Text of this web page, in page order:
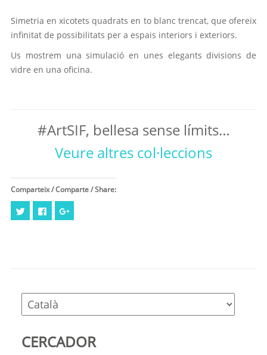
Simetria en xicotets quadrats en to blanc trencat, que ofereix
infinitat de possibilitats per a espais interiors i exteriors.
Us mostrem una simulació en unes elegants divisions de
vidre en una oficina.
#ArtSIF, bellesa sense límits…
Veure altres col·leccions
Comparteix / Comparte / Share:
per
Click
share per
CERCADOR